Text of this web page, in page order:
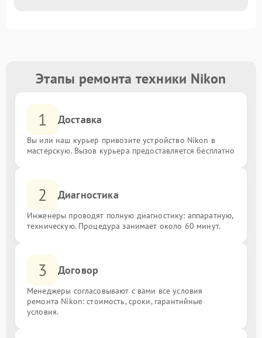
Этапы ремонта техники Nikon
1 Доставка
Вы или наш курьер привозите устройство Nikon в
мастерскую. Вызов курьера предоставляется бесплатно
2 Диагностика
Инженеры проводят полную диагностику: аппаратную,
техническую. Процедура занимает около 60 минут.
3 Договор
Менеджеры согласовывают с вами все условия
ремонта Nikon: стоимость, сроки, гарантийные
условия.